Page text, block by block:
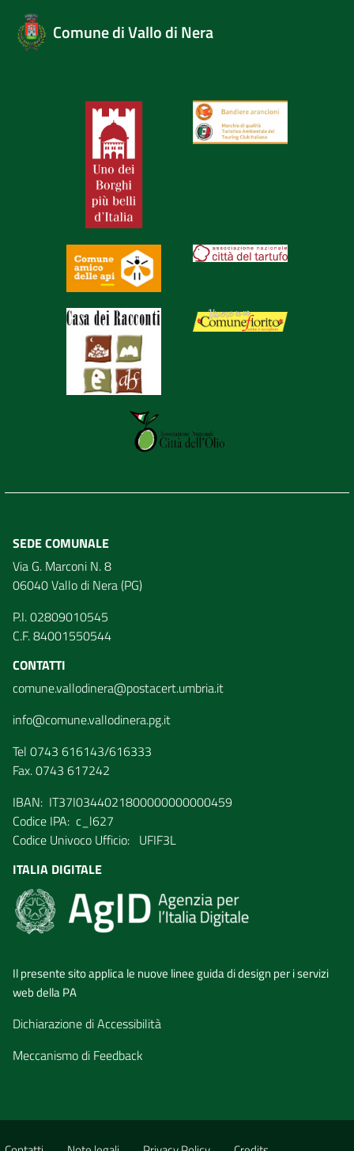
Comune di Vallo di Nera
SEDE COMUNALE
Via G. Marconi N. 8
06040 Vallo di Nera (PG)
P.I. 02809010545
C.F. 84001550544
CONTATTI
comune.vallodinera@postacert.umbria.it
info@comune.vallodinera.pg.it
Tel 0743 616143/616333
Fax. 0743 617242
IBAN: IT37I0344021800000000000459
Codice IPA: c_l627
Codice Univoco Ufficio: UFIF3L
ITALIA DIGITALE
Il presente sito applica le nuove linee guida di design per i servizi
web della PA
Dichiarazione di Accessibilità
Meccanismo di Feedback